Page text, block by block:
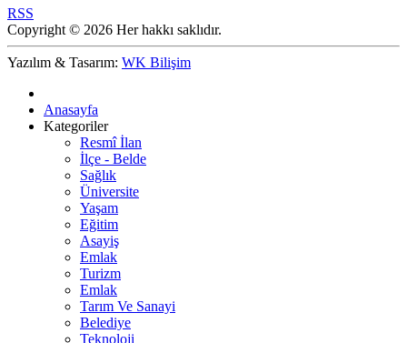
RSS
Copyright © 2026 Her hakkı saklıdır.
Yazılım & Tasarım: WK Bilişim
Anasayfa
Kategoriler
Resmî İlan
İlçe - Belde
Sağlık
Üniversite
Yaşam
Eğitim
Asayiş
Emlak
Turizm
Emlak
Tarım Ve Sanayi
Belediye
Teknoloji